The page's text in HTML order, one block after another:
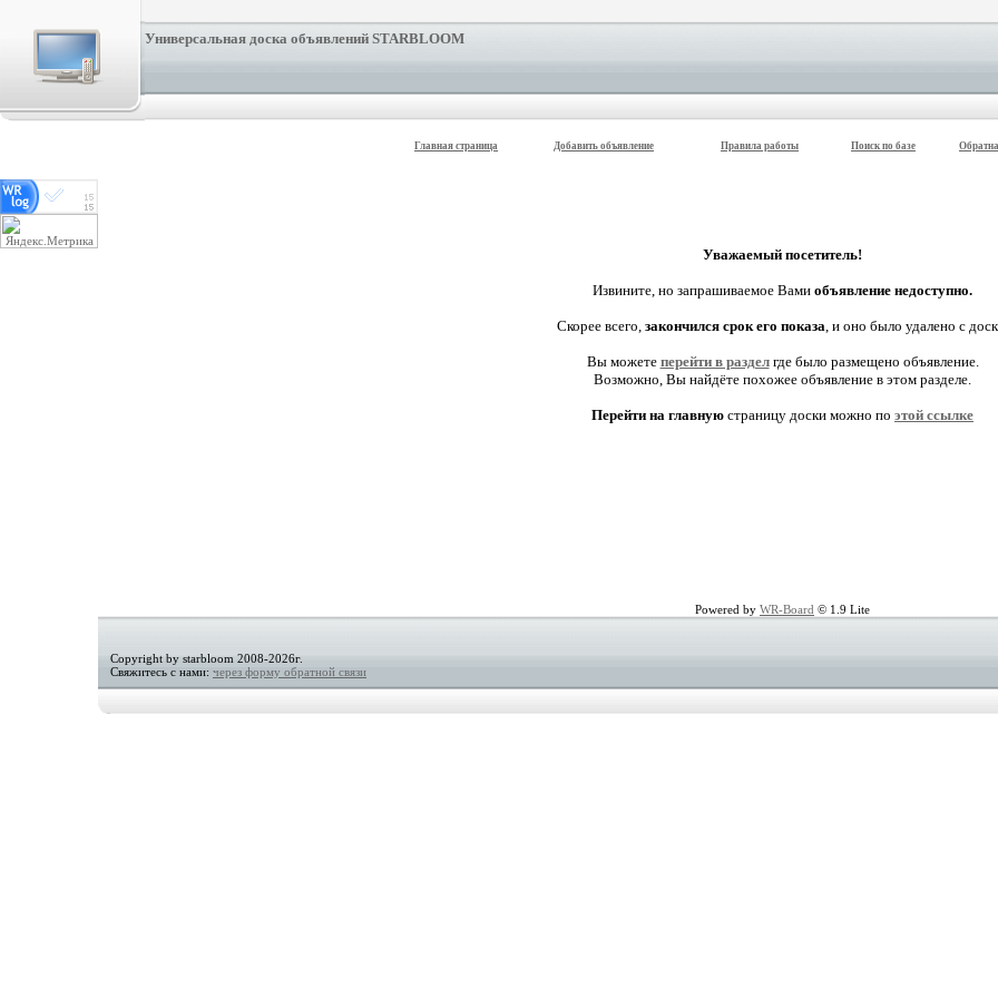
Универсальная доска объявлений STARBLOOM
Главная страница Добавить объявление Правила работы Поиск по базе
Уважаемый посетитель!
Извините, но запрашиваемое Вами объявление недоступно.
Скорее всего, закончился срок его показа, и оно было удалено с
Вы можете перейти в разделгде было размещено объявление.
Возможно, Вы найдёте похожее объявление в этом разделе.
Перейти на главную страницу доски можно по этой ссылке
Powered by WR-Board © 1.9 Lite
Copyright by starbloom 2008-2026г.
Свяжитесь с нами: через форму обратной связи